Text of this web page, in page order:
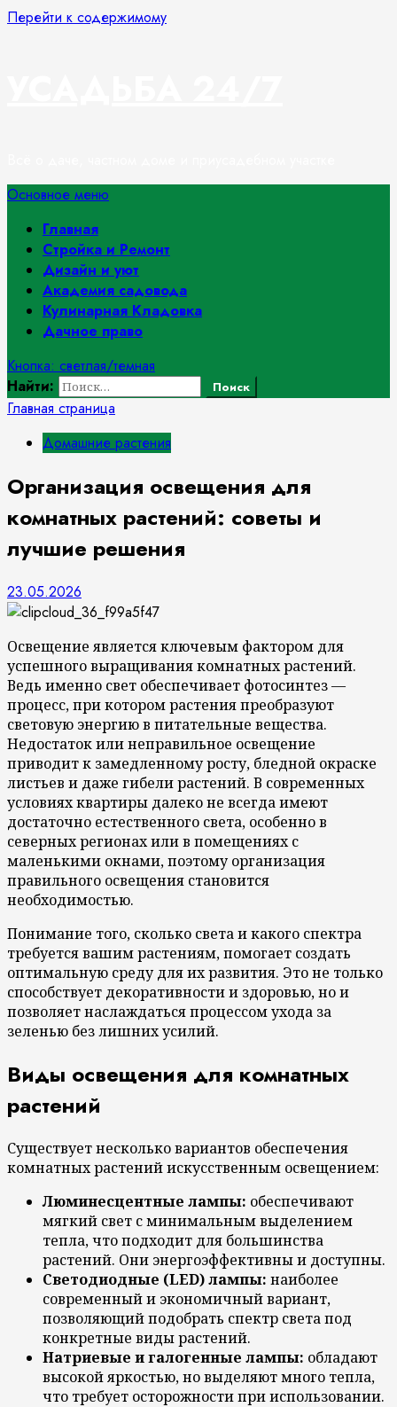
Перейти к содержимому
Основное меню
Главная
Стройка и Ремонт
Дизайн и уют
Академия садовода
Кулинарная Кладовка
Дачное право
Кнопка: светлая/темная
Найти:
Главная страница
Домашние растения
Организация освещения для
комнатных растений: советы и
лучшие решения
23.05.2026
Освещение является ключевым фактором для
успешного выращивания комнатных растений.
Ведь именно свет обеспечивает фотосинтез —
процесс, при котором растения преобразуют
световую энергию в питательные вещества.
Недостаток или неправильное освещение
приводит к замедленному росту, бледной окраске
листьев и даже гибели растений. В современных
условиях квартиры далеко не всегда имеют
достаточно естественного света, особенно в
северных регионах или в помещениях с
маленькими окнами, поэтому организация
правильного освещения становится
необходимостью.
Понимание того, сколько света и какого спектра
требуется вашим растениям, помогает создать
оптимальную среду для их развития. Это не только
способствует декоративности и здоровью, но и
позволяет наслаждаться процессом ухода за
зеленью без лишних усилий.
Виды освещения для комнатных
растений
Существует несколько вариантов обеспечения
комнатных растений искусственным освещением:
Люминесцентные лампы: обеспечивают
мягкий свет с минимальным выделением
тепла, что подходит для большинства
растений. Они энергоэффективны и доступны.
Светодиодные (LED) лампы: наиболее
современный и экономичный вариант,
позволяющий подобрать спектр света под
конкретные виды растений.
Натриевые и галогенные лампы: обладают
высокой яркостью, но выделяют много тепла,
что требует осторожности при использовании.